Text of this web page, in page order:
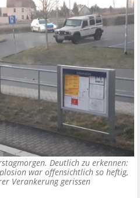
Deutlich zu erkennen:
war offensichtlich so heftig,
Verankerung gerissen